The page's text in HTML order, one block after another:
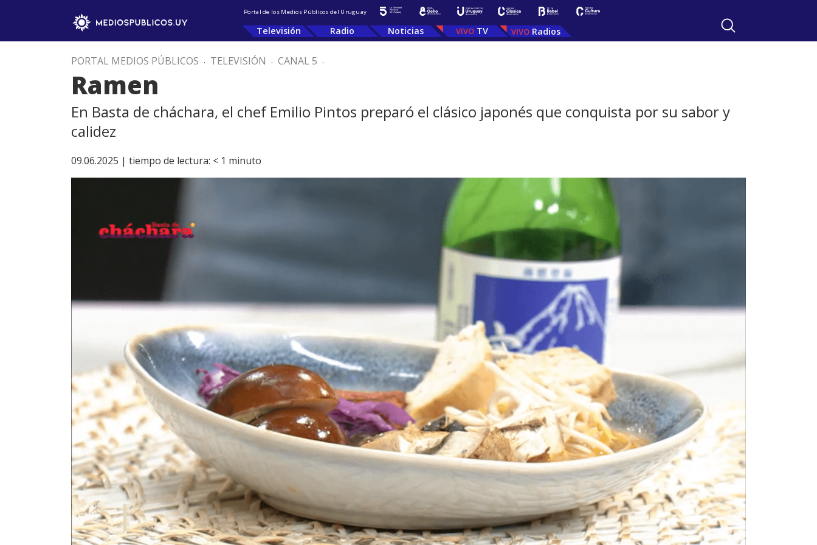
Portal de los Medios Públicos del Uruguay
Televisión Radio Noticias TV Radios
PORTAL MEDIOS PÚBLICOS . TELEVISIÓN . CANAL 5 .
Ramen
En Basta de cháchara, el chef Emilio Pintos preparó el clásico japonés que conquista por su sabor y
calidez
09.06.2025 | tiempo de lectura: < 1 minuto